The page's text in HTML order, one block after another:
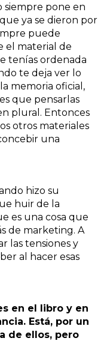
siempre pone en
ya se dieron por
puede
el material de
tenías ordenada
te deja ver lo
memoria oficial,
que pensarlas
plural. Entonces
otros materiales
una
hizo su
huir de la
es una cosa que
de marketing. A
las tensiones y
al hacer esas
en el libro y en
Está, por un
de ellos, pero